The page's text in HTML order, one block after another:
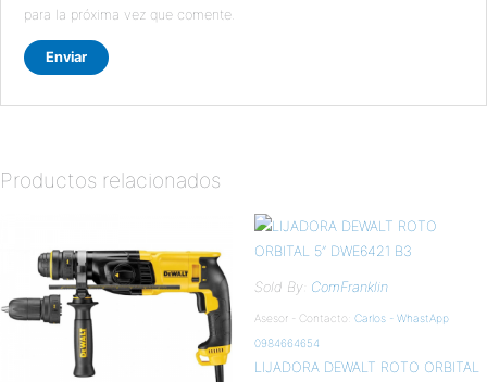
para la próxima vez que comente.
Productos relacionados
Sold By: ComFranklin
Asesor - Contacto: Carlos - WhastApp
0984664654
LIJADORA DEWALT ROTO ORBITAL